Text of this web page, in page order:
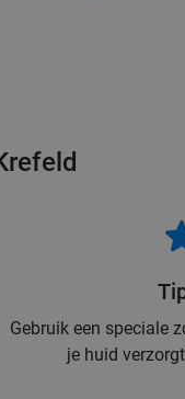
Gebruik een speciale
je huid